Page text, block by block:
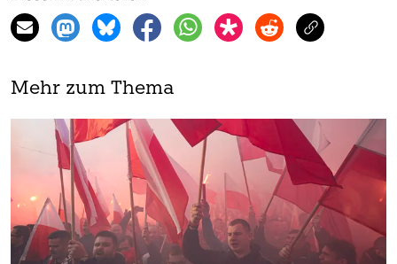
Mehr zum Thema